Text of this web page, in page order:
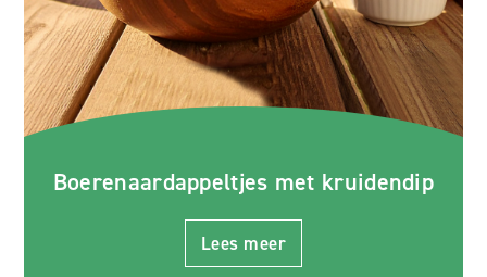
Boerenaardappeltjes met kruidendip
Lees meer